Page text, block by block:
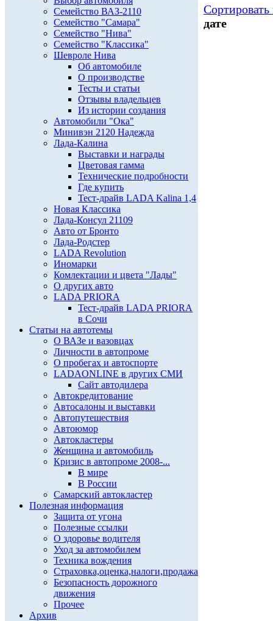
Семейство ВАЗ-2110
Семейство "Самара"
Семейство "Нива"
Семейство "Классика"
Шевроле Нива
Об автомобиле
О производстве
Тесты и статьи
Отзывы владельцев
Из истории создания
Автомобили "Ока"
Минивэн 2120 Надежда
Лада-Калина
Выставки и награды
Цветовая гамма
Технические подробности
Где купить
Тест-драйв LADA Kalina 1,4
Новая Классика
Лада-Консул 21109
Авто от Бронто
Лада-Родстер
LADA Revolution
Иномарки
Комлектации и цвета "Лады"
О других авто
LADA PRIORA
Тест-драйв LADA PRIORA
в Сочи
Статьи на автотемы
О ВАЗе и вазовцах
Личности в автопроме
О пробегах и автоспорте
LADAONLINE в других СМИ
Сайт автодилера
Автокредитование
Автосалоны и выставки
Автопутешествия
Автоюмор
Автокластеры
Женщина и автомобиль
Кризис в автопроме 2008-...
В мире
В России
Самарский автокластер
Полезная информация
Защита от угона
Полезные ссылки
О здоровье водителя
Уход за автомобилем
Техника вождения
Страховка,оценка,налоги,продажа
Безопасность дорожного
движения
Прочее
Архив
дате